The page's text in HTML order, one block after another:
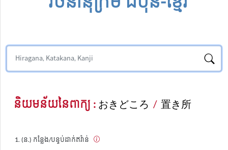
និយមន័យនៃពាក្យ :おきどころ / 置き所
(ន.) កន្លែង/បន្ទប់ដាក់ឥវ៉ាន់